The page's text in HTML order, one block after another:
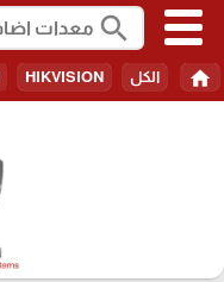
search
home الكل HIKVISION